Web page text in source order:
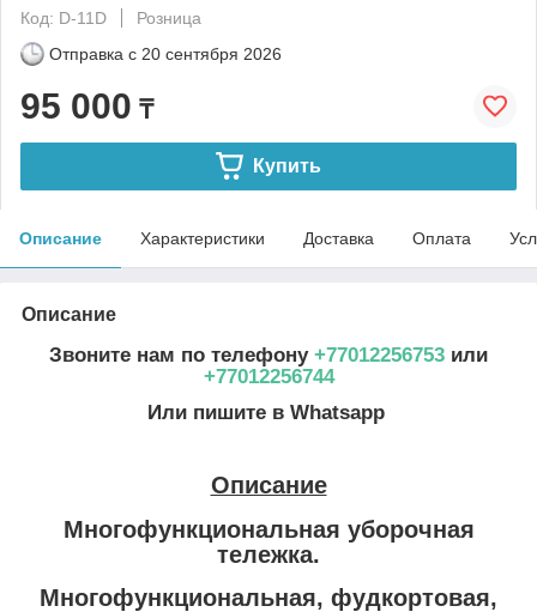
Код: D-11D
Розница
Отправка с 20 сентября 2026
95 000 ₸
Купить
Описание Характеристики Доставка Оплата
Описание
Звоните нам по телефону +77012256753 или
+77012256744
Или пишите в Whatsapp
Описание
Многофункциональная уборочная
тележка.
Многофункциональная, фудкортовая,